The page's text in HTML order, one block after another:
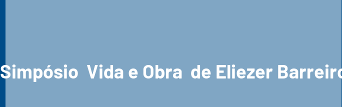
Simpósio Vida e Obra de Eliezer